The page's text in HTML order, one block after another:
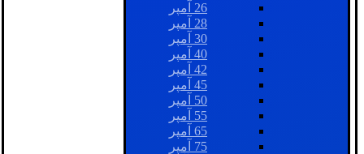
26 آمپر
28 آمپر
30 آمپر
40 آمپر
42 آمپر
45 آمپر
50 آمپر
55 آمپر
65 آمپر
75 آمپر